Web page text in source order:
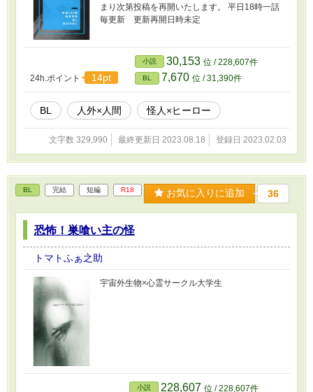
まり次第投稿を再開いたします。 平日18時一話
毎更新 更新再開日時未定
24h.ポイント 14pt
小説 30,153 位 / 228,607件
BL 7,670 位 / 31,390件
BL 人外×人間 怪人×ヒーロー
文字数 329,990 最終更新日 2023.08.18 登録日 2023.02.03
BL 完結 短編 R18 お気に入りに追加 36
恐怖！巣喰い主の怪
トマトふぁ之助
宇宙外生物×心霊サークル大学生
小説 228,607 位 / 228,607件